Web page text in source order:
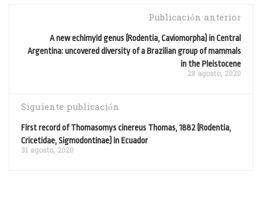
Publicación anterior
A new echimyid genus (Rodentia, Caviomorpha) in Central
Argentina: uncovered diversity of a Brazilian group of mammals
in the Pleistocene
28 agosto, 2020
Siguiente publicación
First record of Thomasomys cinereus Thomas, 1882 (Rodentia,
Cricetidae, Sigmodontinae) in Ecuador
31 agosto, 2020